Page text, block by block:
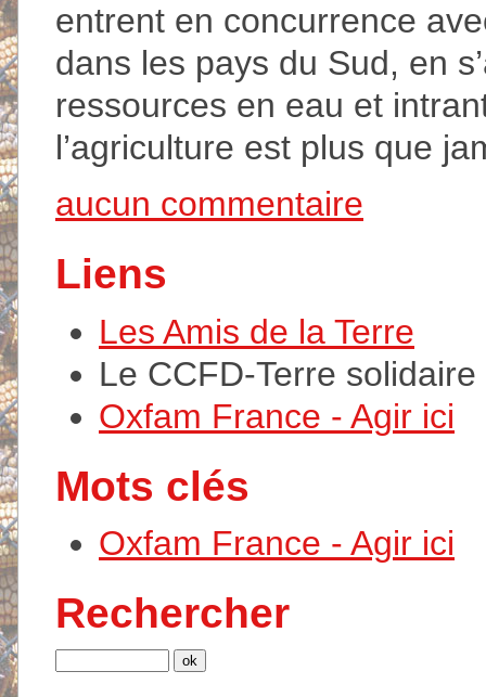
entrent en concurrence
dans les pays du Sud, en
ressources en eau et
l’agriculture est plus que
aucun commentaire
Liens
Les Amis de la Terre
Le CCFD-Terre solidaire
Oxfam France - Agir ici
Mots clés
Oxfam France - Agir ici
Rechercher